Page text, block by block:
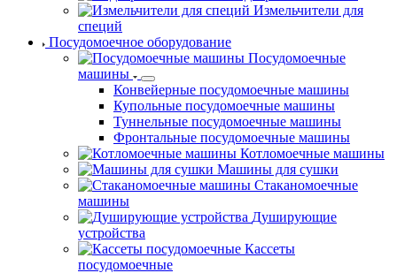
Измельчители для
специй
Посудомоечное оборудование
Посудомоечные
машины
Конвейерные посудомоечные машины
Купольные посудомоечные машины
Туннельные посудомоечные машины
Фронтальные посудомоечные машины
Котломоечные машины
Машины для сушки
Стаканомоечные
машины
Душирующие
устройства
Кассеты
посудомоечные